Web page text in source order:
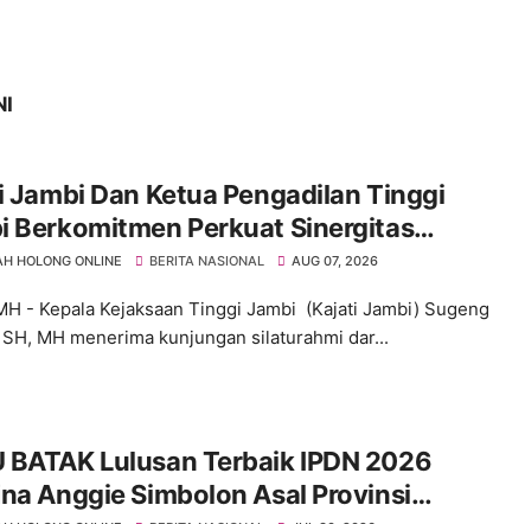
Jambi Dan Ketua Pengadilan Tinggi
Berkomitmen Perkuat Sinergitas
Hukum
HOLONG ONLINE BERITA NASIONAL AUG 07, 2026
- Kepala Kejaksaan Tinggi Jambi (Kajati Jambi) Sugeng
MH menerima kunjungan silaturahmi dar...
BATAK Lulusan Terbaik IPDN 2026
Anggie Simbolon Asal Provinsi